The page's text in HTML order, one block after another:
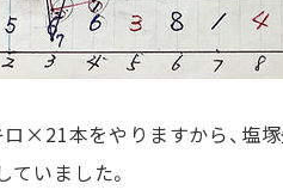
ロ×21本をやりますから、塩
ていました。